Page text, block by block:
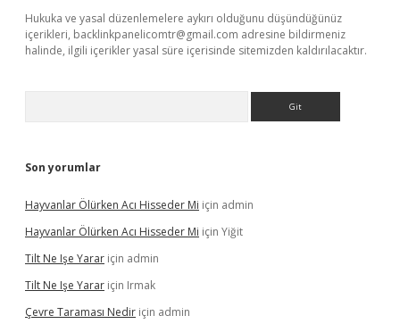
Hukuka ve yasal düzenlemelere aykırı olduğunu düşündüğünüz
içerikleri, backlinkpanelicomtr@gmail.com adresine bildirmeniz
halinde, ilgili içerikler yasal süre içerisinde sitemizden kaldırılacaktır.
Son yorumlar
Hayvanlar Ölürken Acı Hisseder Mi için admin
Hayvanlar Ölürken Acı Hisseder Mi için Yiğit
Tilt Ne Işe Yarar için admin
Tilt Ne Işe Yarar için Irmak
Çevre Taraması Nedir için admin